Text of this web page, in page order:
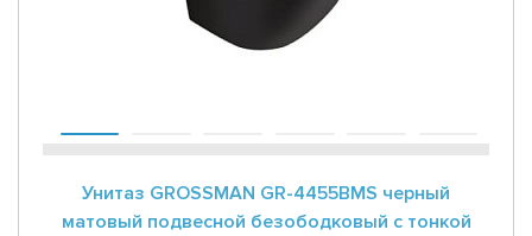
Унитаз GROSSMAN GR-4455BMS черный
матовый подвесной безободковый с тонкой